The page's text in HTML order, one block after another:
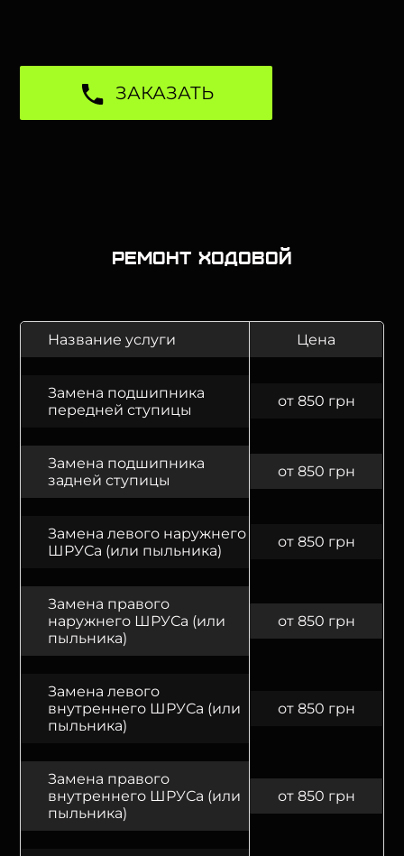
ЗАКАЗАТЬ
Ремонт ходовой
Название услуги Цена
Замена подшипника
передней ступицы
от 850 грн
Замена подшипника
задней ступицы
от 850 грн
Замена левого наружнего
ШРУСа (или пыльника)
от 850 грн
Замена правого
наружнего ШРУСа (или
пыльника)
от 850 грн
Замена левого
внутреннего ШРУСа (или
пыльника)
от 850 грн
Замена правого
внутреннего ШРУСа (или
пыльника)
от 850 грн